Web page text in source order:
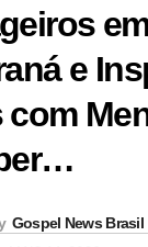
e
com
Gospel News Brasil